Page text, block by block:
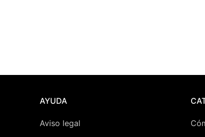
AYUDA
Aviso legal